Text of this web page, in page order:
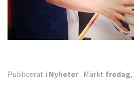
Publicerat i Nyheter Märkt fredag,